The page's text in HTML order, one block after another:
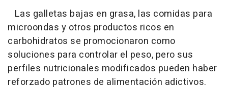
Las galletas bajas en grasa, las comidas para
microondas y otros productos ricos en
carbohidratos se promocionaron como
soluciones para controlar el peso, pero sus
perfiles nutricionales modificados pueden haber
reforzado patrones de alimentación adictivos.